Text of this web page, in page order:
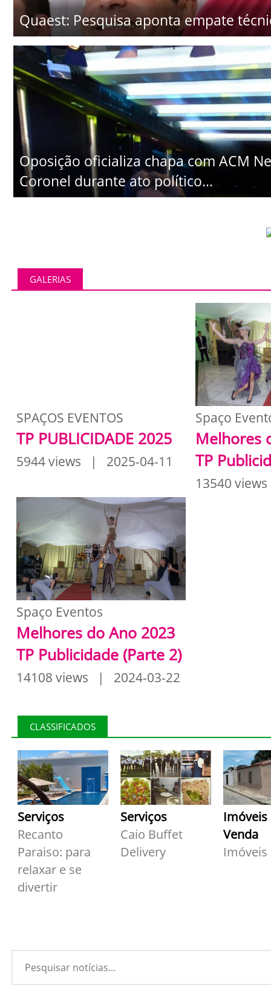
Quaest: Pesquisa aponta empate
Oposição oficializa chapa com ACM
Coronel durante ato político...
GALERIAS
SPAÇOS EVENTOS
TP PUBLICIDADE 2025
5944 views | 2025-04-11
Spaço
Melhores
TP
13540
Spaço Eventos
Melhores do Ano 2023
TP Publicidade (Parte 2)
14108 views | 2024-03-22
CLASSIFICADOS
Serviços
Recanto
Paraiso: para
relaxar e se
divertir
Serviços
Caio Buffet
Delivery
Imóveis
Venda
Imóveis